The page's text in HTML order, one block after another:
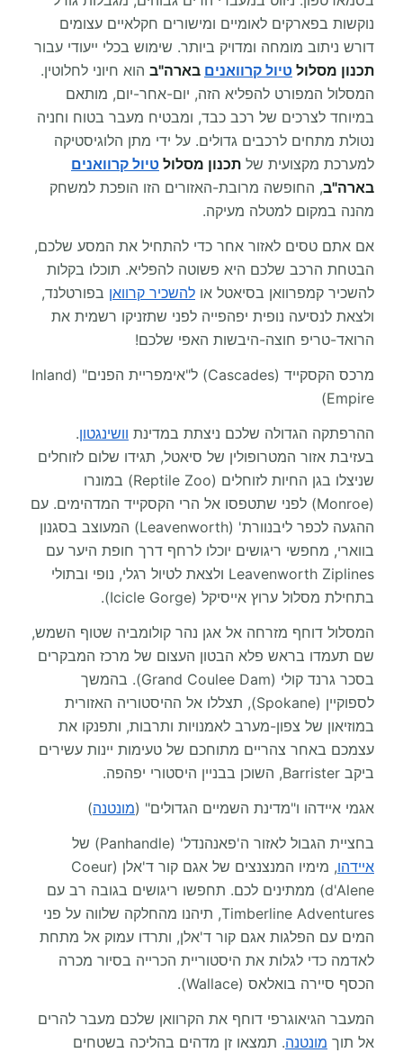
נוקשות בפארקים לאומיים ומישורים חקלאיים עצומים
דורש ניתוב מומחה ומדויק ביותר. שימוש בכלי ייעודי עבור
תכנון מסלול טיול קרוואנים בארה"ב הוא חיוני לחלוטין.
המסלול המפורט להפליא הזה, יום-אחר-יום, מותאם
במיוחד לצרכים של רכב כבד, ומבטיח מעבר בטוח וחניה
נטולת מתחים לרכבים גדולים. על ידי מתן הלוגיסטיקה
למערכת מקצועית של תכנון מסלול טיול קרוואנים
בארה"ב, החופשה מרובת-האזורים הזו הופכת למשחק
מהנה במקום למטלה מעיקה.
אם אתם טסים לאזור אחר כדי להתחיל את המסע שלכם,
הבטחת הרכב שלכם היא פשוטה להפליא. תוכלו בקלות
להשכיר קמפרוואן בסיאטל או להשכיר קרוואן בפורטלנד,
ולצאת לנסיעה נופית יפהפייה לפני שתזניקו רשמית את
הרואד-טריפ חוצה-היבשות האפי שלכם!
מרכס הקסקייד (Cascades) ל"אימפריית הפנים" (Inland
Empire)
ההרפתקה הגדולה שלכם ניצתת במדינת וושינגטון.
בעזיבת אזור המטרופולין של סיאטל, תגידו שלום לזוחלים
שניצלו בגן החיות לזוחלים (Reptile Zoo) במונרו
(Monroe) לפני שתטפסו אל הרי הקסקייד המדהימים. עם
ההגעה לכפר ליבנוורת' (Leavenworth) המעוצב בסגנון
בווארי, מחפשי ריגושים יוכלו לרחף דרך חופת היער עם
Leavenworth Ziplines ולצאת לטיול רגלי, נופי ובתולי
בתחילת מסלול ערוץ אייסיקל (Icicle Gorge).
המסלול דוחף מזרחה אל אגן נהר קולומביה שטוף השמש,
שם תעמדו בראש פלא הבטון העצום של מרכז המבקרים
בסכר גרנד קולי (Grand Coulee Dam). בהמשך
לספוקיין (Spokane), תצללו אל ההיסטוריה האזורית
במוזיאון של צפון-מערב לאמנויות ותרבות, ותפנקו את
עצמכם באחר צהריים מתוחכם של טעימות יינות עשירים
ביקב Barrister, השוכן בבניין היסטורי יפהפה.
אגמי איידהו ו"מדינת השמיים הגדולים" (מונטנה)
בחציית הגבול לאזור ה'פאנהנדל' (Panhandle) של
איידהו
, מימיו המנצנצים של אגם קור ד'אלן (Coeur
d'Alene) ממתינים לכם. תחפשו ריגושים בגובה רב עם
Timberline Adventures, תיהנו מהחלקה שלווה על פני
המים עם הפלגות אגם קור ד'אלן, ותרדו עמוק אל מתחת
לאדמה כדי לגלות את היסטוריית הכרייה בסיור מכרה
הכסף סיירה בואלאס (Wallace).
המעבר הגיאוגרפי דוחף את הקרוואן שלכם מעבר להרים
אל תוך מונטנה. תמצאו זן מדהים בהליכה בשטחים